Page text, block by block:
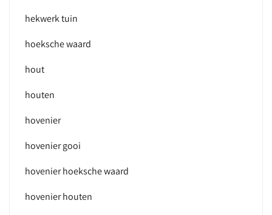
hekwerk tuin
hoeksche waard
hout
houten
hovenier
hovenier gooi
hovenier hoeksche waard
hovenier houten